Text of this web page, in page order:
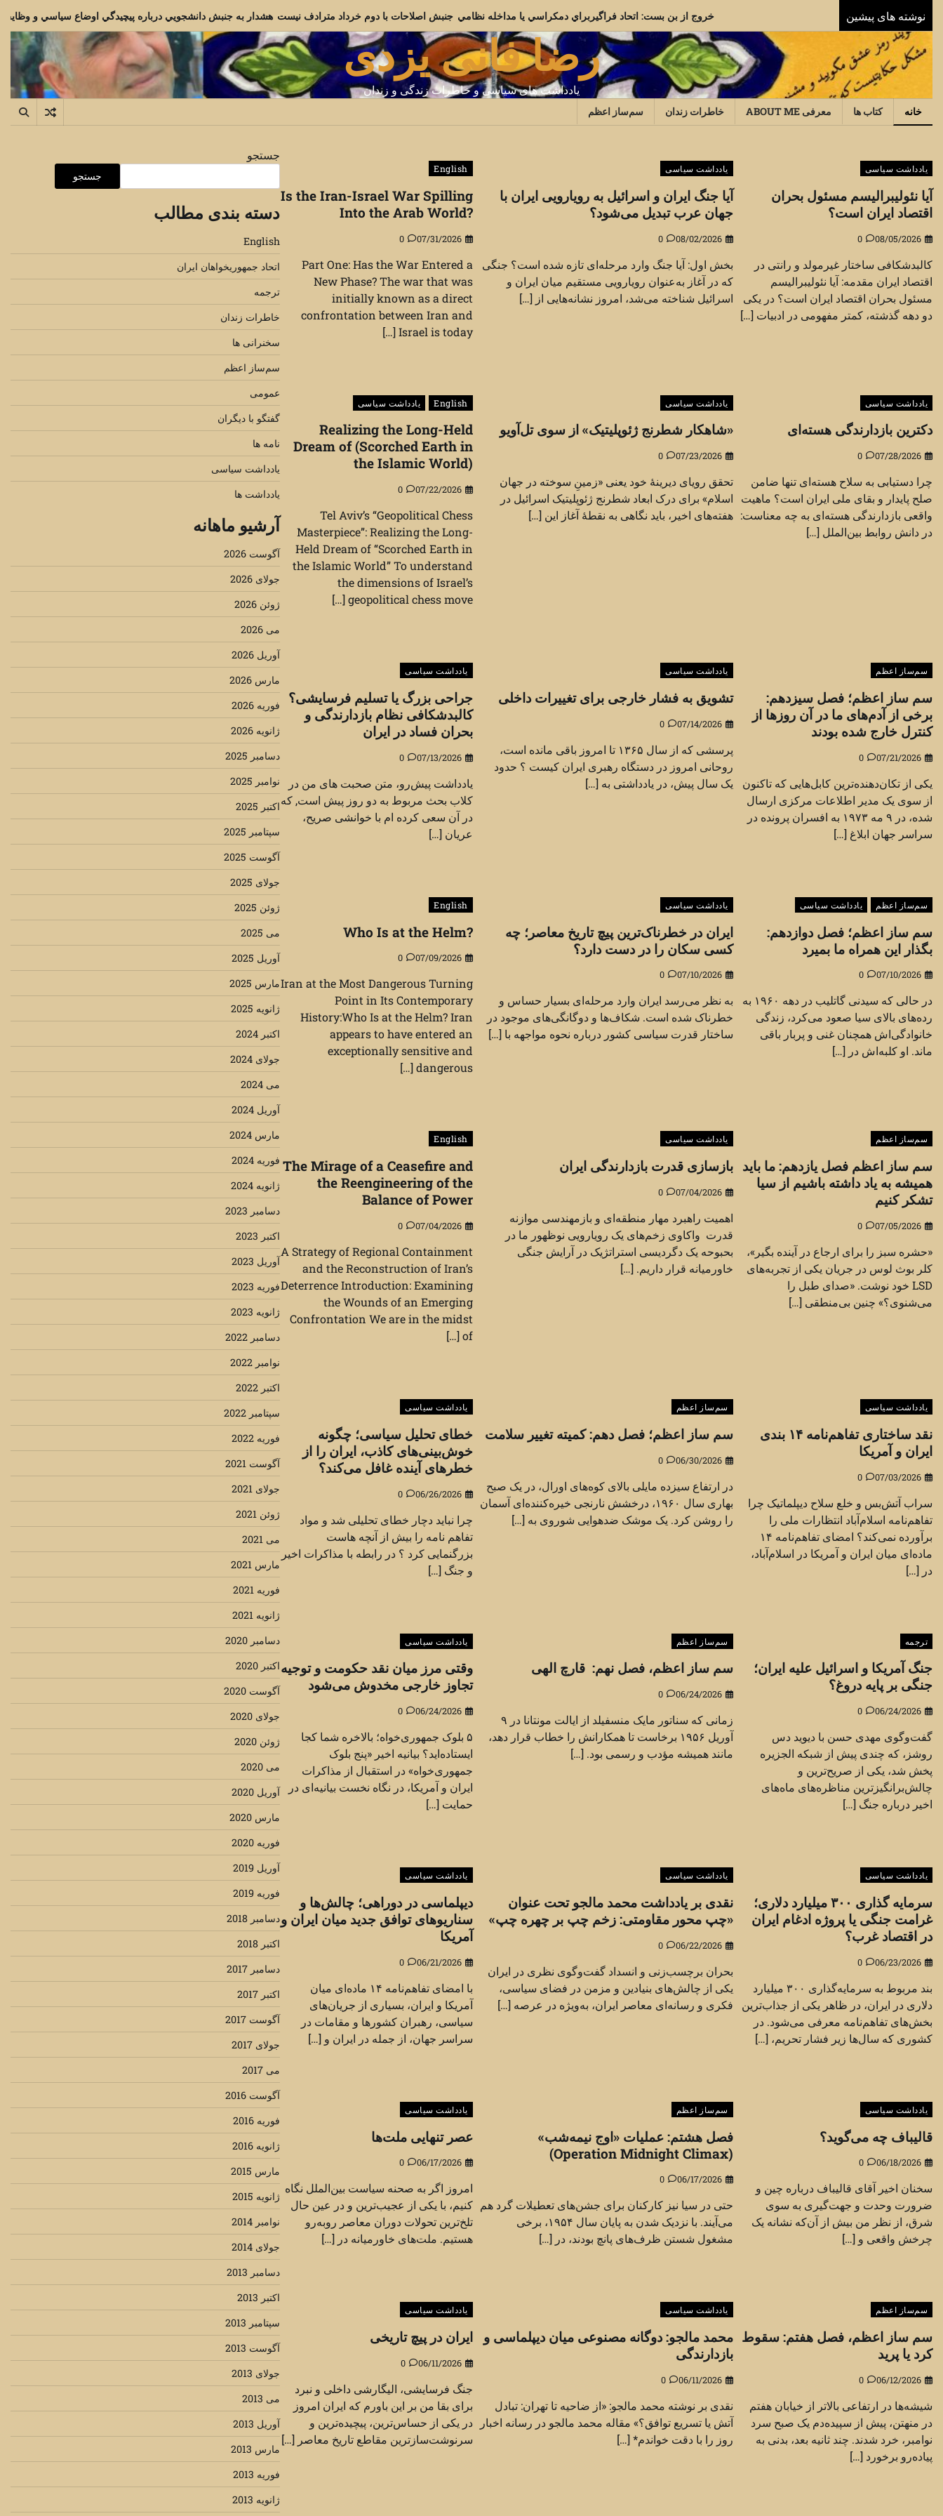
content
نوشته های پیشین خروج از بن بست: اتحاد فراگيربراي دمکراسي يا مداخله نظامي جنبش اصلاحات با دوم خرداد مترادف نيست هشدار به جنبش دانشجويي درباره پيچيدگي
رضا فانی یزدی
یادداشت های سیاسی و خاطرات زندگی و زندان
خانه کتاب ها معرفی ABOUT ME خاطرات زندان سم‌ساز اعظم
یادداشت سیاسی
آیا نئولیبرالیسم مسئول بحران
اقتصاد ایران است؟
08/05/2026
0
کالبدشکافی ساختار غیرمولد و رانتی در
اقتصاد ایران مقدمه: آیا نئولیبرالیسم
مسئول بحران اقتصاد ایران است؟ در یکی
دو دهه گذشته، کمتر مفهومی در ادبیات […]
یادداشت سیاسی
آیا جنگ ایران و اسرائیل به رویارویی ایران با
جهان عرب تبدیل می‌شود؟
08/02/2026
0
بخش اول: آیا جنگ وارد مرحله‌ای تازه شده است؟ جنگی
که در آغاز به‌عنوان رویارویی مستقیم میان ایران و
اسرائیل شناخته می‌شد، امروز نشانه‌هایی از […]
English
Is the Iran-Israel War Spilling
Into the Arab World?
07/31/2026
0
Part One: Has the War Entered a
New Phase? The war that was
initially known as a direct
confrontation between Iran and
Israel is today […]
یادداشت سیاسی
دکترین بازدارندگی هسته‌ای
07/28/2026
0
چرا دستیابی به سلاح هسته‌ای تنها ضامن
صلح پایدار و بقای ملی ایران است؟ ماهیت
واقعی بازدارندگی هسته‌ای به چه معناست:
در دانش روابط بین‌الملل […]
یادداشت سیاسی
«شاهکار شطرنج ژئوپلیتیک» از سوی تل‌آویو
07/23/2026
0
تحقق رویای دیرینهٔ خود یعنی «زمینِ سوخته در جهان
اسلام» برای درک ابعاد شطرنج ژئوپلیتیک اسرائیل در
هفته‌های اخیر، باید نگاهی به نقطهٔ آغاز این […]
English یادداشت سیاسی
Realizing the Long-Held
Dream of (Scorched Earth in
the Islamic World)
07/22/2026
0
Tel Aviv’s “Geopolitical Chess
Masterpiece”: Realizing the Long-
Held Dream of “Scorched Earth in
the Islamic World” To understand
the dimensions of Israel’s
geopolitical chess move […]
سم‌ساز اعظم
سم ساز اعظم؛ فصل سیزدهم:
برخی از آدم‌های ما در آن روزها از
کنترل خارج شده بودند
07/21/2026
0
یکی از تکان‌دهنده‌ترین کابل‌هایی که تاکنون
از سوی یک مدیر اطلاعات مرکزی ارسال
شده، در ۹ مه ۱۹۷۳ به افسران پرونده در
سراسر جهان ابلاغ […]
یادداشت سیاسی
تشویق به فشار خارجی برای تغییرات داخلی
07/14/2026
0
پرسشی که از سال ۱۳۶۵ تا امروز باقی مانده است،
روحانی امروز در دستگاه رهبری ایران کیست ؟ حدود
یک سال پیش، در یادداشتی به […]
یادداشت سیاسی
جراحی بزرگ یا تسلیم فرسایشی؟
کالبدشکافی نظام بازدارندگی و
بحران فساد در ایران
07/13/2026
0
یادداشت پیش‌رو، متن صحبت های من در
کلاب بحث مربوط به دو روز پیش است, که
در آن سعی کرده ام با خوانشی صریح،
عریان […]
سم‌ساز اعظم یادداشت سیاسی
سم ساز اعظم؛ فصل دوازدهم:
بگذار این همراه ما بمیرد
07/10/2026
0
در حالی که سیدنی گاتلیب در دهه ۱۹۶۰ به
رده‌های بالای سیا صعود می‌کرد، زندگی
خانوادگی‌اش همچنان غنی و پربار باقی
ماند. او کلبه‌اش در […]
یادداشت سیاسی
ایران در خطرناک‌ترین پیچ تاریخ معاصر؛ چه
کسی سکان را در دست دارد؟
07/10/2026
0
به نظر می‌رسد ایران وارد مرحله‌ای بسیار حساس و
خطرناک شده است. شکاف‌ها و دوگانگی‌های موجود در
ساختار قدرت سیاسی کشور درباره نحوه مواجهه با […]
English
Who Is at the Helm?
07/09/2026
0
Iran at the Most Dangerous Turning
Point in Its Contemporary
History:Who Is at the Helm? Iran
appears to have entered an
exceptionally sensitive and
dangerous […]
سم‌ساز اعظم
سم ساز اعظم فصل یازدهم: ما باید
همیشه به یاد داشته باشیم از سیا
تشکر کنیم
07/05/2026
0
«حشره سبز را برای ارجاع در آینده بگیر»،
کلر بوث لوس در جریان یکی از تجربه‌های
LSD خود نوشت. «صدای طبل را
می‌شنوی؟» چنین بی‌منطقی […]
یادداشت سیاسی
بازسازی قدرت بازدارندگی ایران
07/04/2026
0
اهمیت راهبرد مهار منطقه‌ای و بازمهندسی موازنه
قدرت واکاوی زخم‌های یک رویارویی نوظهور ما در
بحبوحه یک دگردیسی استراتژیک در آرایش جنگی
خاورمیانه قرار داریم. […]
English
The Mirage of a Ceasefire and
the Reengineering of the
Balance of Power
07/04/2026
0
A Strategy of Regional Containment
and the Reconstruction of Iran’s
Deterrence Introduction: Examining
the Wounds of an Emerging
Confrontation We are in the midst
of […]
یادداشت سیاسی
نقد ساختاری تفاهم‌نامه ۱۴ بندی
ایران و آمریکا
07/03/2026
0
سراب آتش‌بس و خلع سلاح دیپلماتیک چرا
تفاهم‌نامه اسلام‌آباد انتظارات ملی را
برآورده نمی‌کند؟ امضای تفاهم‌نامه ۱۴
ماده‌ای میان ایران و آمریکا در اسلام‌آباد،
در […]
سم‌ساز اعظم
سم ساز اعظم؛ فصل دهم: کمیته تغییر سلامت
06/30/2026
0
در ارتفاع سیزده مایلی بالای کوه‌های اورال، در یک صبح
بهاری سال ۱۹۶۰، درخشش نارنجی خیره‌کننده‌ای آسمان
را روشن کرد. یک موشک ضدهوایی شوروی به […]
یادداشت سیاسی
خطای تحلیل سیاسی؛ چگونه
خوش‌بینی‌های کاذب، ایران را از
خطرهای آینده غافل می‌کند؟
06/26/2026
0
چرا نباید دچار خطای تحلیلی شد و مواد
تفاهم نامه را بیش از آنچه هاست
بزرگنمایی کرد ؟ در رابطه با مذاکرات اخیر
و جنگ […]
ترجمه
جنگ آمریکا و اسرائیل علیه ایران؛
جنگی بر پایه دروغ؟
06/24/2026
0
گفت‌وگوی مهدی حسن با دیوید دس
روشز، که چندی پیش از شبکه الجزیره
پخش شد، یکی از صریح‌ترین و
چالش‌برانگیزترین مناظره‌های ماه‌های
اخیر درباره جنگ […]
سم‌ساز اعظم
سم ساز اعظم، فصل نهم: قارچ الهی
06/24/2026
0
زمانی که سناتور مایک منسفیلد از ایالت مونتانا در ۹
آوریل ۱۹۵۶ برخاست تا همکارانش را خطاب قرار دهد،
مانند همیشه مؤدب و رسمی بود. […]
یادداشت سیاسی
وقتی مرز میان نقد حکومت و توجیه
تجاوز خارجی مخدوش می‌شود
06/24/2026
0
۵ بلوک جمهوری‌خواه؛ بالاخره شما کجا
ایستاده‌اید؟ بیانیه اخیر «پنج بلوک
جمهوری‌خواه» در استقبال از مذاکرات
ایران و آمریکا، در نگاه نخست بیانیه‌ای در
حمایت […]
یادداشت سیاسی
سرمایه گذاری ۳۰۰ میلیارد دلاری؛
غرامت جنگی یا پروژه ادغام ایران
در اقتصاد غرب؟
06/23/2026
0
بند مربوط به سرمایه‌گذاری ۳۰۰ میلیارد
دلاری در ایران، در ظاهر یکی از جذاب‌ترین
بخش‌های تفاهم‌نامه معرفی می‌شود. در
کشوری که سال‌ها زیر فشار تحریم، […]
یادداشت سیاسی
نقدی بر یادداشت محمد مالجو تحت عنوان
«چپ محور مقاومتی: زخم چپ بر چهره چپ»
06/22/2026
0
بحران برچسب‌زنی و انسداد گفت‌وگوی نظری در ایران
یکی از چالش‌های بنیادین و مزمن در فضای سیاسی،
فکری و رسانه‌ای معاصر ایران، به‌ویژه در عرصه […]
یادداشت سیاسی
دیپلماسی در دوراهی؛ چالش‌ها و
سناریوهای توافق جدید میان ایران و
آمریکا
06/21/2026
0
با امضای تفاهم‌نامه ۱۴ ماده‌ای میان
آمریکا و ایران، بسیاری از جریان‌های
سیاسی، رهبران کشورها و مقامات در
سراسر جهان، از جمله در ایران و […]
یادداشت سیاسی
قالیباف چه می‌گوید؟
06/18/2026
0
سخنان اخیر آقای قالیباف درباره چین و
ضرورت وحدت و جهت‌گیری به سوی
شرق، از نظر من بیش از آن‌که نشانه یک
چرخش واقعی و […]
سم‌ساز اعظم
فصل هشتم: عملیات «اوج نیمه‌شب»
(Operation Midnight Climax)
06/17/2026
0
حتی در سیا نیز کارکنان برای جشن‌های تعطیلات گرد هم
می‌آیند. با نزدیک شدن به پایان سال ۱۹۵۴، برخی
مشغول شستن ظرف‌های پانچ بودند، در […]
یادداشت سیاسی
عصر تنهایی ملت‌ها
06/17/2026
0
امروز اگر به صحنه سیاست بین‌الملل نگاه
کنیم، با یکی از عجیب‌ترین و در عین حال
تلخ‌ترین تحولات دوران معاصر روبه‌رو
هستیم. ملت‌های خاورمیانه در […]
سم‌ساز اعظم
سم ساز اعظم، فصل هفتم: سقوط
کرد یا پرید
06/12/2026
0
شیشه‌ها در ارتفاعی بالاتر از خیابان هفتم
در منهتن، پیش از سپیده‌دم یک صبح سرد
نوامبر، خرد شدند. چند ثانیه بعد، بدنی به
پیاده‌رو برخورد […]
یادداشت سیاسی
محمد مالجو: دوگانه مصنوعی میان دیپلماسی و
بازدارندگی
06/11/2026
0
نقدی بر نوشته محمد مالجو: «از ضاحیه تا تهران: تبادل
آتش یا تسریع توافق؟» مقاله محمد مالجو در رسانه اخبار
روز را با دقت خواندم* […]
یادداشت سیاسی
ایران در پیچ تاریخی
06/11/2026
0
جنگ فرسایشی، الیگارشی داخلی و نبرد
برای بقا من بر این باورم که ایران امروز
در یکی از حساس‌ترین، پیچیده‌ترین و
سرنوشت‌سازترین مقاطع تاریخ معاصر […]
جستجو
جستجو
دسته بندی مطالب
English
اتحاد جمهوریخواهان ایران
ترجمه
خاطرات زندان
سخنرانی ها
سم‌ساز اعظم
عمومی
گفتگو با دیگران
نامه ها
یادداشت سیاسی
یادداشت ها
آرشیو ماهانه
آگوست 2026
جولای 2026
ژوئن 2026
می 2026
آوریل 2026
مارس 2026
فوریه 2026
ژانویه 2026
دسامبر 2025
نوامبر 2025
اکتبر 2025
سپتامبر 2025
آگوست 2025
جولای 2025
ژوئن 2025
می 2025
آوریل 2025
مارس 2025
ژانویه 2025
اکتبر 2024
جولای 2024
می 2024
آوریل 2024
مارس 2024
فوریه 2024
ژانویه 2024
دسامبر 2023
اکتبر 2023
آوریل 2023
فوریه 2023
ژانویه 2023
دسامبر 2022
نوامبر 2022
اکتبر 2022
سپتامبر 2022
فوریه 2022
آگوست 2021
جولای 2021
ژوئن 2021
می 2021
مارس 2021
فوریه 2021
ژانویه 2021
دسامبر 2020
اکتبر 2020
آگوست 2020
جولای 2020
ژوئن 2020
می 2020
آوریل 2020
مارس 2020
فوریه 2020
آوریل 2019
فوریه 2019
دسامبر 2018
اکتبر 2018
دسامبر 2017
اکتبر 2017
آگوست 2017
جولای 2017
می 2017
آگوست 2016
فوریه 2016
ژانویه 2016
مارس 2015
ژانویه 2015
نوامبر 2014
جولای 2014
دسامبر 2013
اکتبر 2013
سپتامبر 2013
آگوست 2013
جولای 2013
می 2013
آوریل 2013
مارس 2013
فوریه 2013
ژانویه 2013